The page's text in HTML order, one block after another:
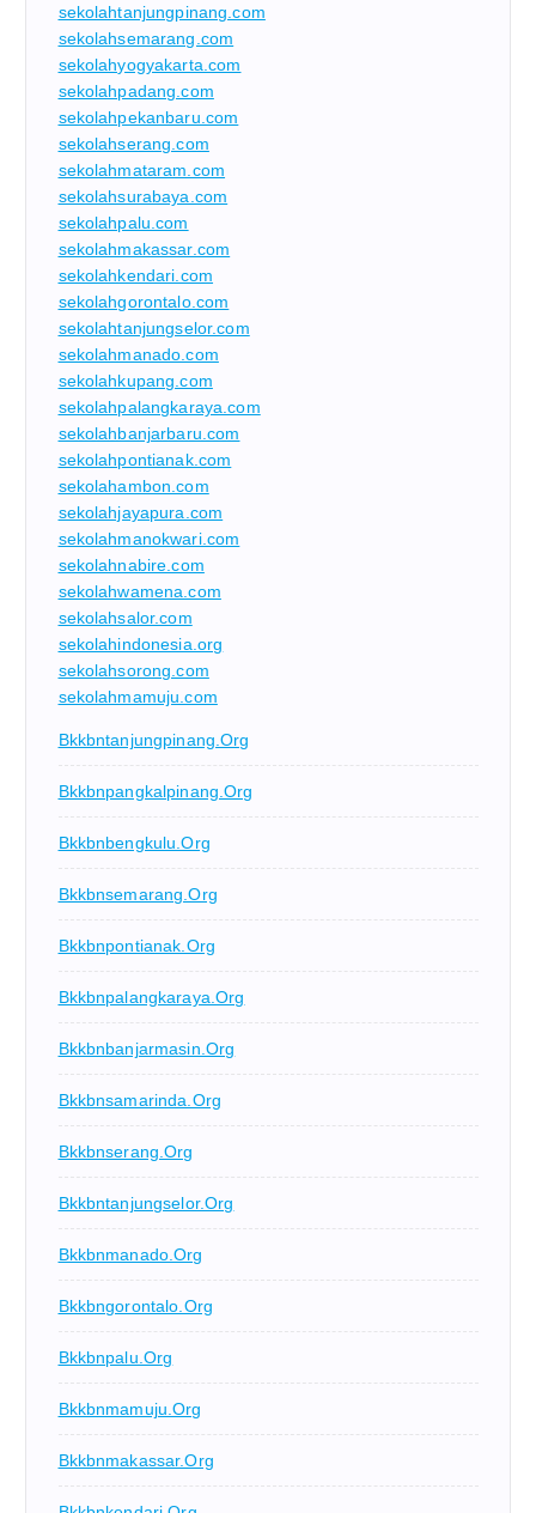
sekolahtanjungpinang.com
sekolahsemarang.com
sekolahyogyakarta.com
sekolahpadang.com
sekolahpekanbaru.com
sekolahserang.com
sekolahmataram.com
sekolahsurabaya.com
sekolahpalu.com
sekolahmakassar.com
sekolahkendari.com
sekolahgorontalo.com
sekolahtanjungselor.com
sekolahmanado.com
sekolahkupang.com
sekolahpalangkaraya.com
sekolahbanjarbaru.com
sekolahpontianak.com
sekolahambon.com
sekolahjayapura.com
sekolahmanokwari.com
sekolahnabire.com
sekolahwamena.com
sekolahsalor.com
sekolahindonesia.org
sekolahsorong.com
sekolahmamuju.com
Bkkbntanjungpinang.org
Bkkbnpangkalpinang.org
Bkkbnbengkulu.org
Bkkbnsemarang.org
Bkkbnpontianak.org
Bkkbnpalangkaraya.org
Bkkbnbanjarmasin.org
Bkkbnsamarinda.org
Bkkbnserang.org
Bkkbntanjungselor.org
Bkkbnmanado.org
Bkkbngorontalo.org
Bkkbnpalu.org
Bkkbnmamuju.org
Bkkbnmakassar.org